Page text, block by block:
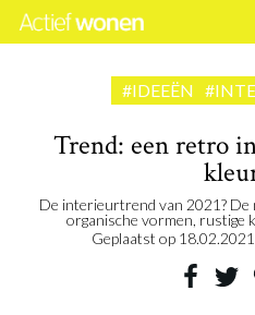
#IDEEËN
Trend: een retro
De interieurtrend van 2021? De
organische vormen, rustige
Geplaatst op 18.02.2021